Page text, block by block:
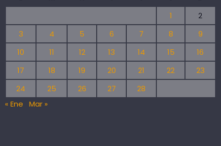
1
2
3
4 5 6 7 8
9
10
11 12 13 14 15
16
17
18 19 20 21 22
23
24
25 26 27
28
« Ene
Mar »